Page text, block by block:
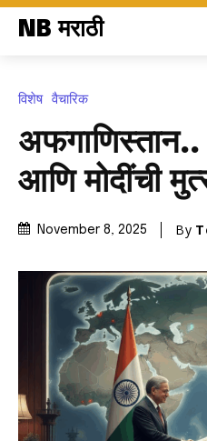
NB मराठी
विशेष वैचारिक
अफगाणिस्तान..
आणि मोदींची
November 8, 2025 By